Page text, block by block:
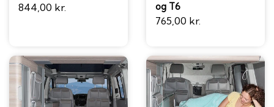
844,00 kr.
og T6
765,00 kr.